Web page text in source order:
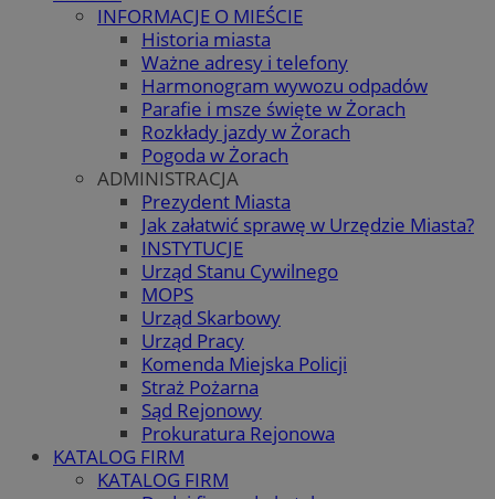
INFORMACJE O MIEŚCIE
Historia miasta
Ważne adresy i telefony
Harmonogram wywozu odpadów
Parafie i msze święte w Żorach
Rozkłady jazdy w Żorach
Pogoda w Żorach
ADMINISTRACJA
Prezydent Miasta
Jak załatwić sprawę w Urzędzie Miasta?
INSTYTUCJE
Urząd Stanu Cywilnego
MOPS
Urząd Skarbowy
Urząd Pracy
Komenda Miejska Policji
Straż Pożarna
Sąd Rejonowy
Prokuratura Rejonowa
KATALOG FIRM
KATALOG FIRM